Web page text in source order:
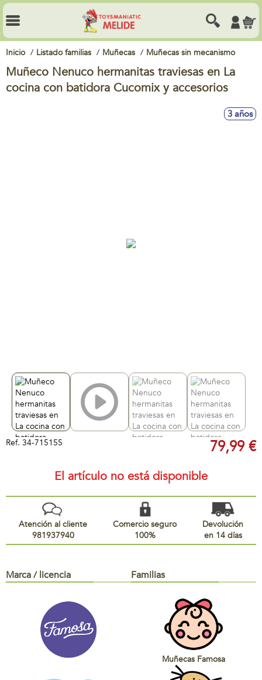
Inicio Listado familias Muñecas Muñecas sin mecanismo
Muñeco Nenuco hermanitas traviesas en La
cocina con batidora Cucomix y accesorios
3 años
Ref. 34-715155 79,99 €
El artículo no está disponible
Atención al cliente
981937940
Comercio seguro
100%
Devolución
en 14 días
Marca / licencia Familias
Muñecas Famosa